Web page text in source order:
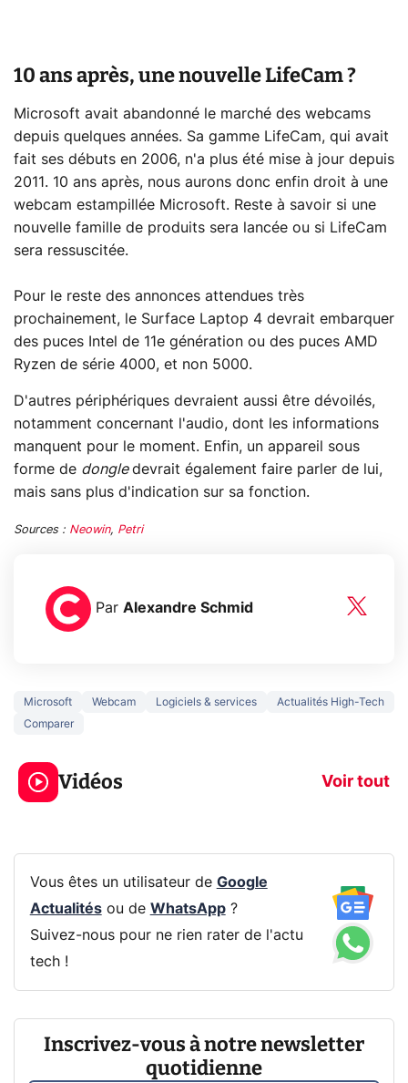
10 ans après, une nouvelle LifeCam ?
Microsoft avait abandonné le marché des webcams
depuis quelques années. Sa gamme LifeCam, qui avait
fait ses débuts en 2006, n'a plus été mise à jour depuis
2011. 10 ans après, nous aurons donc enfin droit à une
webcam estampillée Microsoft. Reste à savoir si une
nouvelle famille de produits sera lancée ou si LifeCam
sera ressuscitée.
Pour le reste des annonces attendues très
prochainement, le Surface Laptop 4 devrait embarquer
des puces Intel de 11e génération ou des puces AMD
Ryzen de série 4000, et non 5000.
D'autres périphériques devraient aussi être dévoilés,
notamment concernant l'audio, dont les informations
manquent pour le moment. Enfin, un appareil sous
forme de dongledevrait également faire parler de lui,
mais sans plus d'indication sur sa fonction.
Sources : Neowin, Petri
Par Alexandre Schmid
Microsoft Webcam Logiciels & services
Actualités High-Tech
Comparer
Vidéos Voir tout
5 générations de
jeux dans la
prochaine Xbox !
navigation
Vous êtes un utilisateur de Google
Actualitésou de WhatsApp?
Suivez-nous pour ne rien rater de l'actu
tech !
Inscrivez-vous à notre newsletter
quotidienne